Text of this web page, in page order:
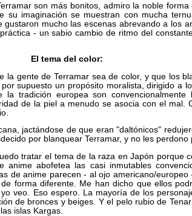
son más bonitos, admiro la noble
su imaginación se muestran con mucha
gustaron mucho las escenas abrevando a los
- un sabio cambio de ritmo del
El tema del color:
la gente de Terramar sea de color, y que los
supuesto un propósito moralista, dirigido a
la tradición europea son
de la piel a menudo se asocia con el mal.
jactándose de que eran "daltónicos"
por blanquear Terramar, y no les perdono
tratar el tema de la raza en Japón porque
abofetea las casi inmutables
de anime parecen - al ojo americano/europeo
forma diferente. Me han dicho que ellos
veo. Eso espero. La mayoría de los
de bronces y beiges. Y el pelo rubio de
islas Kargas.